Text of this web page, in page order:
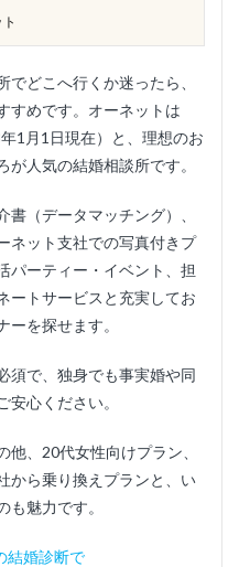
どこへ行くか迷ったら、
すめです。オーネットは
1月1日現在）と、理想のお
人気の結婚相談所です。
（データマッチング）、
ネット支社での写真付きプ
パーティー・イベント、担
ートサービスと充実してお
ーを探せます。
須で、独身でも事実婚や同
心ください。
、20代女性向けプラン、
から乗り換えプランと、い
魅力です。
結婚診断で